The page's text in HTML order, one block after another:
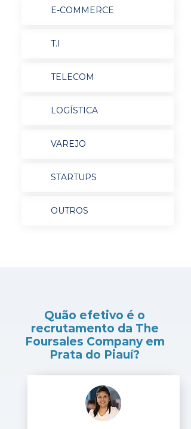
E-COMMERCE
T.I
TELECOM
LOGÍSTICA
VAREJO
STARTUPS
OUTROS
Quão efetivo é o
recrutamento da The
Foursales Company em
Prata do Piauí?